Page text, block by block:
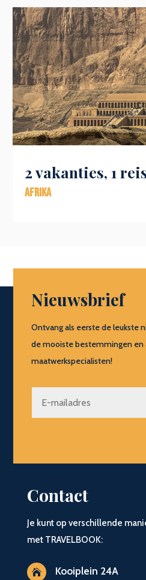
2 vakanties, 1
Afrika
Nieuwsbrief
Ontvang als eerste de leukste
de mooiste bestemmingen en
maatwerkspecialisten!
Contact
Je kunt op verschillende
met TRAVELBOOK:
 Kooiplein 24A